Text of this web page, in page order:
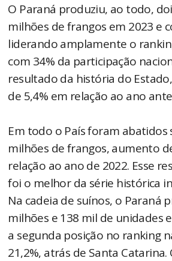
O Paraná produziu, ao todo,
milhões de frangos em 2023 e
liderando amplamente o
com 34% da participação
resultado da história do
de 5,4% em relação ao ano
Em todo o País foram abatidos
milhões de frangos, aumento
relação ao ano de 2022. Esse
foi o melhor da série histórica
Na cadeia de suínos, o Paraná
milhões e 138 mil de unidades
a segunda posição no ranking
21,2%, atrás de Santa